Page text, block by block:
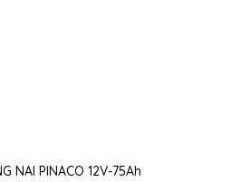
NAI PINACO 12V-75Ah